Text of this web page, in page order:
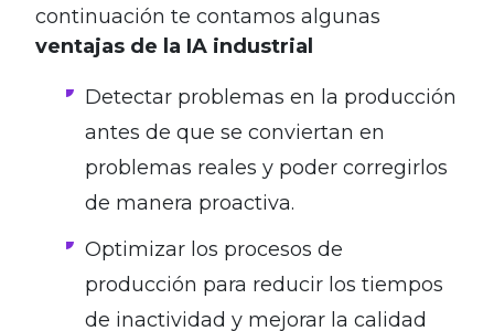
continuación te contamos algunas
ventajas de la IA industrial
Detectar problemas en la producción
antes de que se conviertan en
problemas reales y poder corregirlos
de manera proactiva.
Optimizar los procesos de
producción para reducir los tiempos
de inactividad y mejorar la calidad